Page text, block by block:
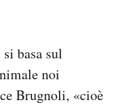
basa sul
noi
Brugnoli, «cioè